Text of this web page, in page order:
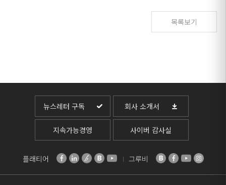
목록보기
뉴스레터 구독 회사 소개서
지속가능경영 사이버 감사실
플래티어 그루비